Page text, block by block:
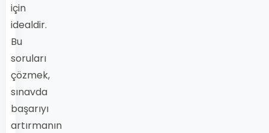
için
idealdir.
Bu
soruları
çözmek,
sınavda
başarıyı
artırmanın